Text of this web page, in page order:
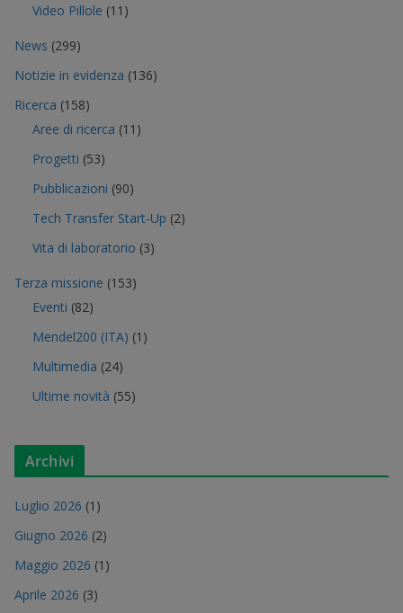
Video Pillole (11)
News (299)
Notizie in evidenza (136)
Ricerca (158)
Aree di ricerca (11)
Progetti (53)
Pubblicazioni (90)
Tech Transfer Start-Up (2)
Vita di laboratorio (3)
Terza missione (153)
Eventi (82)
Mendel200 (ITA) (1)
Multimedia (24)
Ultime novità (55)
Archivi
Luglio 2026 (1)
Giugno 2026 (2)
Maggio 2026 (1)
Aprile 2026 (3)